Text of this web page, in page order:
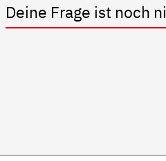
Deine Frage ist noch